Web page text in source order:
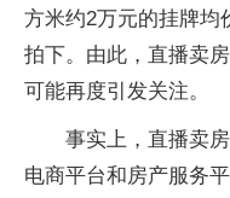
方米约2万元的挂牌均
拍下。由此，直播卖
可能再度引发关注。
事实上，直播卖
电商平台和房产服务